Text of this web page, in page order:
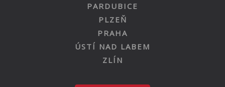
PARDUBICE
PLZEŇ
PRAHA
ÚSTÍ NAD LABEM
ZLÍN